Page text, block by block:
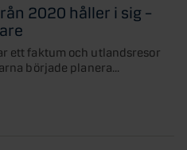
2020 håller i sig –
ett faktum och utlandsresor
började planera...